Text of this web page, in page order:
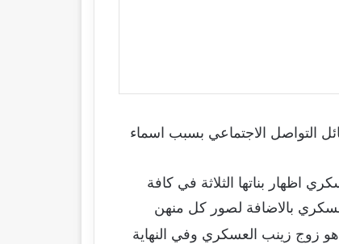
التواصل الاجتماعي بسبب اسماء
اظهار بناتها الثلاثة في كافة
بالاضافة لصور كل منهن
هو زوج زينب العسكري وفي النهاية